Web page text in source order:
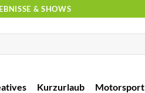
& SHOWS
Kurzurlaub Motorsport